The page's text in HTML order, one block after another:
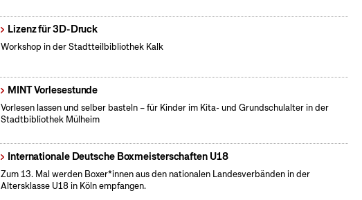
Lizenz für 3D-Druck
Workshop in der Stadtteilbibliothek Kalk
MINT Vorlesestunde
Vorlesen lassen und selber basteln – für Kinder im Kita- und Grundschulalter in der
Stadtbibliothek Mülheim
Internationale Deutsche Boxmeisterschaften U18
Zum 13. Mal werden Boxer*innen aus den nationalen Landesverbänden in der
Altersklasse U18 in Köln empfangen.